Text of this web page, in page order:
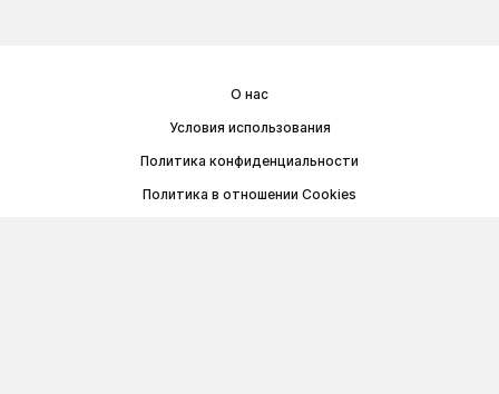
О нас
Условия использования
Политика конфиденциальности
Политика в отношении Cookies